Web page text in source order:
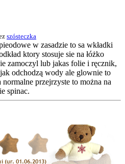
szósteczka
w zasadzie to sa wkładki
ktory stosuje sie na łóżko
zamoczyl lub jakas folie i ręcznik,
odchodzą wody ale glownie to
przejrzyste to można na
spinac.